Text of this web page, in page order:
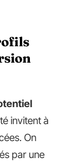
invitent à
On
par une